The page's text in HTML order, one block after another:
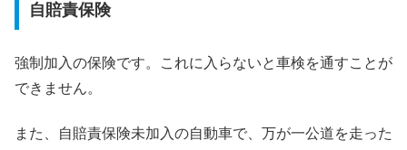
自賠責保険
強制加入の保険です。これに入らないと車検を通すことが
できません。
また、自賠責保険未加入の自動車で、万が一公道を走った